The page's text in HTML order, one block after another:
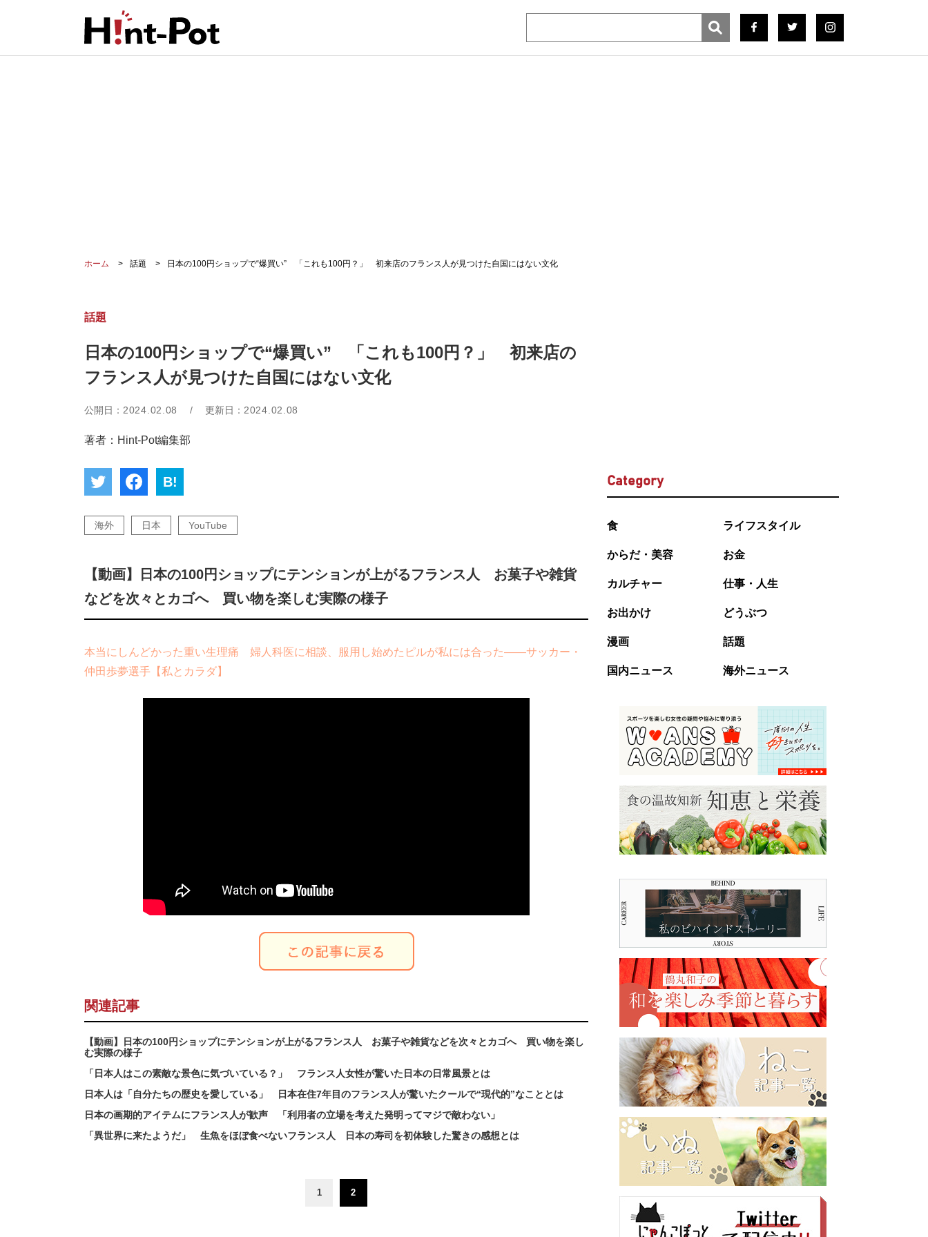
ホーム 話題 日本の100円ショップで“爆買い” 「これも100円？」 初来店のフランス人が見つけた自国にはない文化
話題
日本の100円ショップで“爆買い” 「これも100円？」 初来店の
フランス人が見つけた自国にはない文化
公開日： 2024.02.08 / 更新日： 2024.02.08
著者：Hint-Pot編集部
B!
海外 日本 YouTube
【動画】日本の100円ショップにテンションが上がるフランス人 お菓子や雑貨
などを次々とカゴへ 買い物を楽しむ実際の様子
本当にしんどかった重い生理痛 婦人科医に相談、服用し始めたピルが私には合った――サッカー・
仲田歩夢選手【私とカラダ】
関連記事
【動画】日本の100円ショップにテンションが上がるフランス人 お菓子や雑貨などを次々とカゴへ 買い物を楽し
む実際の様子
「日本人はこの素敵な景色に気づいている？」 フランス人女性が驚いた日本の日常風景とは
日本人は「自分たちの歴史を愛している」 日本在住7年目のフランス人が驚いたクールで“現代的”なこととは
日本の画期的アイテムにフランス人が歓声 「利用者の立場を考えた発明ってマジで敵わない」
「異世界に来たようだ」 生魚をほぼ食べないフランス人 日本の寿司を初体験した驚きの感想とは
1 2
Category
食 ライフスタイル
からだ・美容 お金
カルチャー 仕事・人生
お出かけ どうぶつ
漫画 話題
国内ニュース 海外ニュース